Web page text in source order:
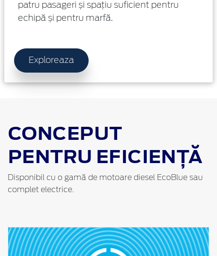
patru pasageri și spațiu suficient pentru
echipă și pentru marfă.
Exploreaza
CONCEPUT
PENTRU EFICIENȚĂ
Disponibil cu o gamă de motoare diesel EcoBlue sau
complet electrice.